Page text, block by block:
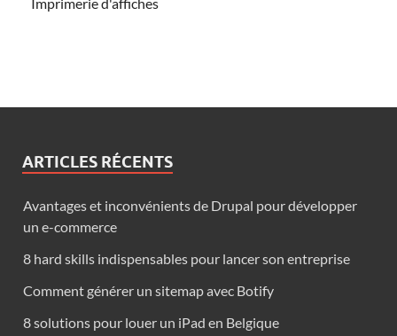
Imprimerie d'affiches
ARTICLES RÉCENTS
Avantages et inconvénients de Drupal pour développer
un e-commerce
8 hard skills indispensables pour lancer son entreprise
Comment générer un sitemap avec Botify
8 solutions pour louer un iPad en Belgique